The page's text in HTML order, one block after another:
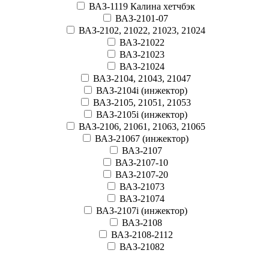
ВАЗ-1119 Калина хетчбэк
ВАЗ-2101-07
ВАЗ-2102, 21022, 21023, 21024
ВАЗ-21022
ВАЗ-21023
ВАЗ-21024
ВАЗ-2104, 21043, 21047
ВАЗ-2104i (инжектор)
ВАЗ-2105, 21051, 21053
ВАЗ-2105i (инжектор)
ВАЗ-2106, 21061, 21063, 21065
ВАЗ-21067 (инжектор)
ВАЗ-2107
ВАЗ-2107-10
ВАЗ-2107-20
ВАЗ-21073
ВАЗ-21074
ВАЗ-2107i (инжектор)
ВАЗ-2108
ВАЗ-2108-2112
ВАЗ-21082